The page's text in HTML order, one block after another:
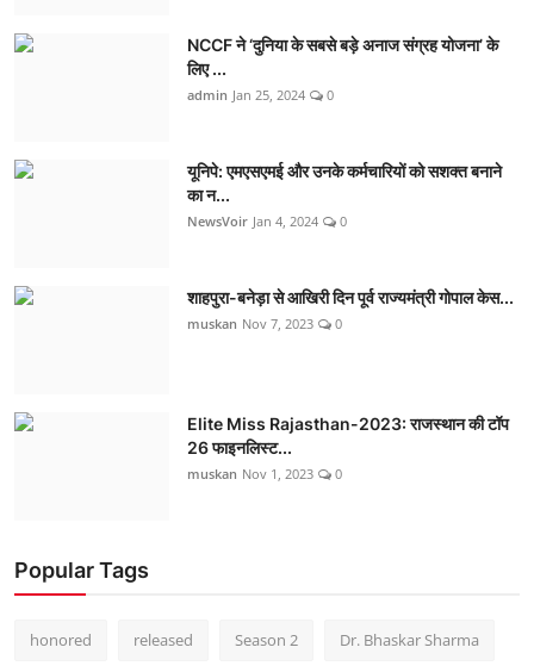
NCCF ने ‘दुनिया के सबसे बड़े अनाज संग्रह योजना’ के
लिए ...
admin Jan 25, 2024 0
यूनिपे: एमएसएमई और उनके कर्मचारियों को सशक्त बनाने
का न...
NewsVoir Jan 4, 2024 0
शाहपुरा-बनेड़ा से आखिरी दिन पूर्व राज्यमंत्री गोपाल केस...
muskan Nov 7, 2023 0
Elite Miss Rajasthan-2023: राजस्थान की टॉप
26 फाइनलिस्ट...
muskan Nov 1, 2023 0
Popular Tags
honored released Season 2 Dr. Bhaskar Sharma